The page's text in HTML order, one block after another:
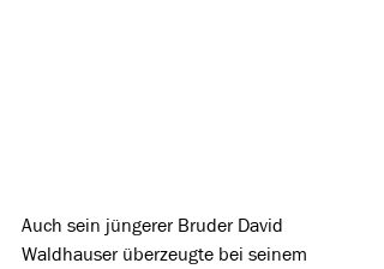
Auch sein jüngerer Bruder David
Waldhauser überzeugte bei seinem